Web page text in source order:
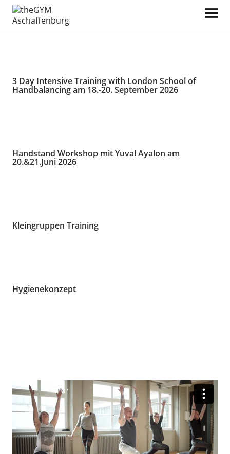
theGYM Aschaffenburg
3 Day Intensive Training with London School of
Handbalancing am 18.-20. September 2026
Handstand Workshop mit Yuval Ayalon am
20.&21.Juni 2026
Kleingruppen Training
Hygienekonzept